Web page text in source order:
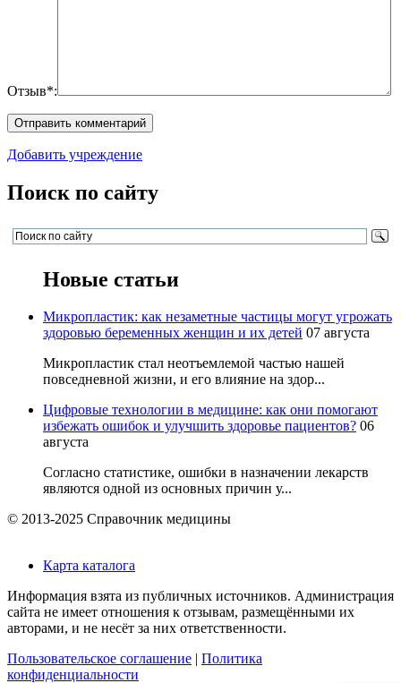
Отзыв*:
Добавить учреждение
Поиск по сайту
Новые статьи
Микропластик: как незаметные частицы могут угрожать
здоровью беременных женщин и их детей 07 августа
Микропластик стал неотъемлемой частью нашей
повседневной жизни, и его влияние на здор...
Цифровые технологии в медицине: как они помогают
избежать ошибок и улучшить здоровье пациентов? 06
августа
Согласно статистике, ошибки в назначении лекарств
являются одной из основных причин у...
© 2013-2025 Справочник медицины
Карта каталога
Информация взята из публичных источников. Администрация
сайта не имеет отношения к отзывам, размещёнными их
авторами, и не несёт за них ответственности.
Пользовательское соглашение
Политика
конфиденциальности